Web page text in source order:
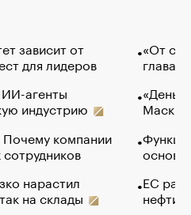
зависит от
для лидеров
агенты
индустрию
компании
нарастил
на склады
«От
глава
Маск в
основ
ЕС
нефти